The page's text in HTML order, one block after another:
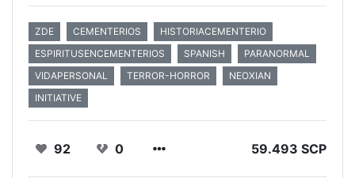
ZDE CEMENTERIOS
HISTORIACEMENTERIO
ESPIRITUSENCEMENTERIOS
SPANISH
PARANORMAL
VIDAPERSONAL
TERROR-HORROR
NEOXIAN
INITIATIVE
92 0 59.493 SCP